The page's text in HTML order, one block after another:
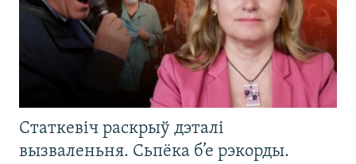
Статкевіч раскрыў дэталі
вызваленьня. Сьпёка б’е рэкорды.